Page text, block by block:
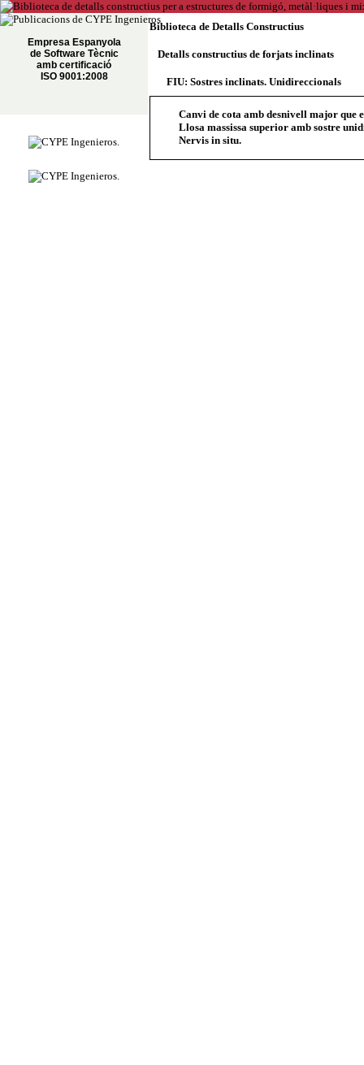
Empresa Espanyola
de Software Tècnic
amb certificació
ISO 9001:2008
Biblioteca de Detalls Constructius
Detalls constructius de forjats inclinats
FIU: Sostres inclinats. Unidireccionals
Canvi de cota amb desnivell major que
Llosa massissa superior amb sostre
Nervis in situ.